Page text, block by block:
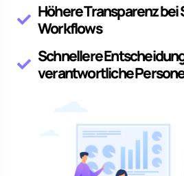
Höhere Transparenz bei
Workflows
Schnellere
verantwortliche